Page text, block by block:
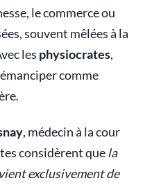
le commerce ou
souvent mêlées à la
les physiocrates,
comme
, médecin à la cour
considèrent quela
exclusivement de